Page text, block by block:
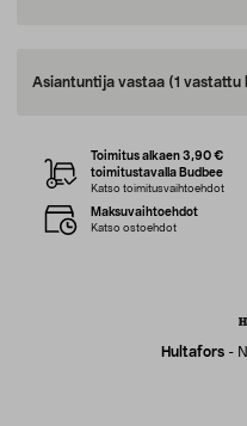
Asiantuntija vastaa (1 vastattu
Hultafors -
Toimitus alkaen 3,90 €
toimitustavalla Budbee
Katso toimitusvaihtoehdot
Maksuvaihtoehdot
Katso ostoehdot